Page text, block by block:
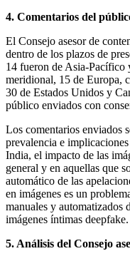
4. Comentarios del
El Consejo asesor de
dentro de los plazos de
14 fueron de Asia-Pacífico
meridional, 15 de Europa,
30 de Estados Unidos y
público enviados con
Los comentarios enviados
prevalencia e
India, el impacto de las
general y en aquellas que
automático de las
en imágenes es un
manuales y automatizados
imágenes íntimas deepfake.
5. Análisis del Consejo